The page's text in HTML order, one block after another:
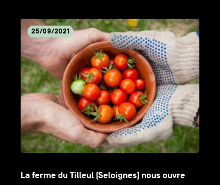
La ferme du Tilleul (Seloignes) nous ouvre
25/09/2021
Lire
l'article